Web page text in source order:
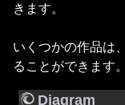
きます。
いくつかの作品は
ることができます。
Diagram